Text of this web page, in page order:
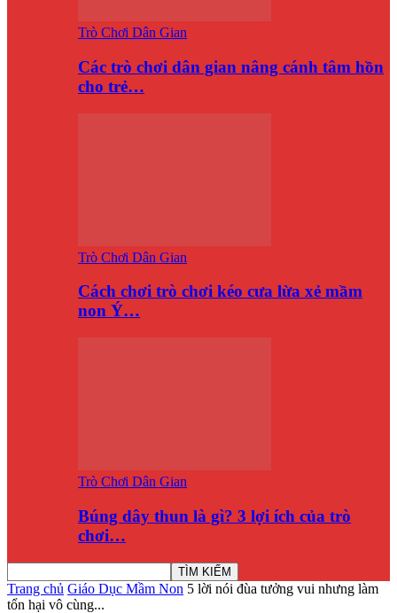
Trò Chơi Dân Gian
Các trò chơi dân gian nâng cánh tâm hồn
cho trẻ…
Trò Chơi Dân Gian
Cách chơi trò chơi kéo cưa lừa xẻ mầm
non Ý…
Trò Chơi Dân Gian
Búng dây thun là gì? 3 lợi ích của trò
chơi…
Trang chủ Giáo Dục Mầm Non 5 lời nói đùa tưởng vui nhưng làm
tổn hại vô cùng...